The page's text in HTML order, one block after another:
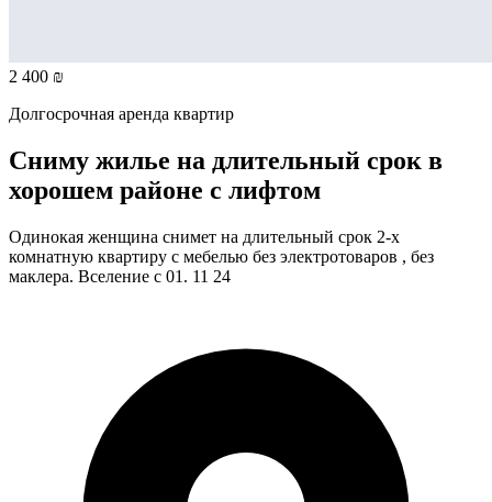
2 400 ₪
Долгосрочная аренда квартир
Сниму жилье на длительный срок в
хорошем районе с лифтом
Одинокая женщина снимет на длительный срок 2-х
комнатную квартиру с мебелью без электротоваров , без
маклера. Вселение с 01. 11 24